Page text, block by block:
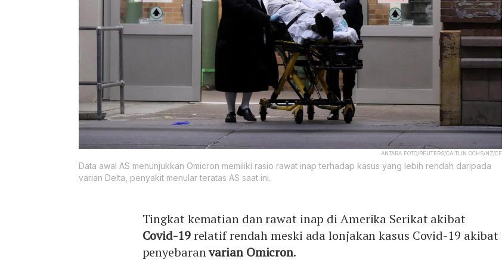
ANTARA FOTO/REUTERS/CAITLIN OCHS/NZ/CF
Data awal AS menunjukkan Omicron memiliki rasio rawat inap terhadap kasus yang lebih rendah daripada
varian Delta, penyakit menular teratas AS saat ini.
Tingkat kematian dan rawat inap di Amerika Serikat akibat
Covid-19relatif rendah meski ada lonjakan kasus Covid-19 akibat
penyebaranvarian Omicron.